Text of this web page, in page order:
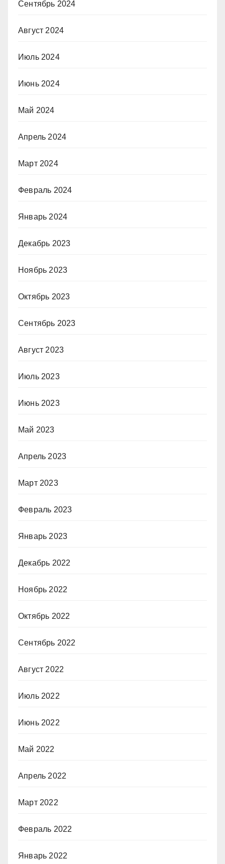
Сентябрь 2024
Август 2024
Июль 2024
Июнь 2024
Май 2024
Апрель 2024
Март 2024
Февраль 2024
Январь 2024
Декабрь 2023
Ноябрь 2023
Октябрь 2023
Сентябрь 2023
Август 2023
Июль 2023
Июнь 2023
Май 2023
Апрель 2023
Март 2023
Февраль 2023
Январь 2023
Декабрь 2022
Ноябрь 2022
Октябрь 2022
Сентябрь 2022
Август 2022
Июль 2022
Июнь 2022
Май 2022
Апрель 2022
Март 2022
Февраль 2022
Январь 2022